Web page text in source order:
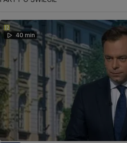
40 min